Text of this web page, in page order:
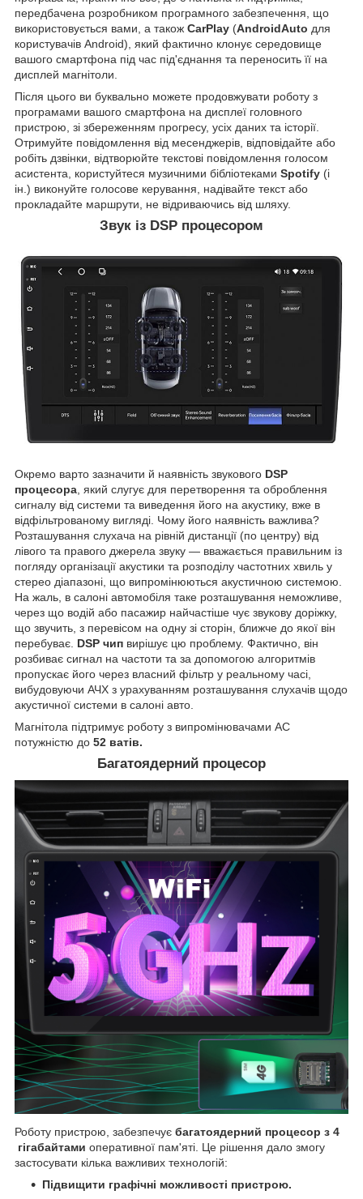
передбачена розробником програмного забезпечення, що
використовується вами, а також CarPlay (AndroidAuto для
користувачів Android), який фактично клонує середовище
вашого смартфона під час під'єднання та переносить її на
дисплей магнітоли.
Після цього ви буквально можете продовжувати роботу з
програмами вашого смартфона на дисплеї головного
пристрою, зі збереженням прогресу, усіх даних та історії.
Отримуйте повідомлення від месенджерів, відповідайте або
робіть дзвінки, відтворюйте текстові повідомлення голосом
асистента, користуйтеся музичними бібліотеками Spotify (і
ін.) виконуйте голосове керування, надівайте текст або
прокладайте маршрути, не відриваючись від шляху.
Звук із DSP процесором
Окремо варто зазначити й наявність звукового DSP
процесора , який слугує для перетворення та оброблення
сигналу від системи та виведення його на акустику, вже в
відфільтрованому вигляді. Чому його наявність важлива?
Розташування слухача на рівній дистанції (по центру) від
лівого та правого джерела звуку — вважається правильним із
погляду організації акустики та розподілу частотних хвиль у
стерео діапазоні, що випромінюються акустичною системою.
На жаль, в салоні автомобіля таке розташування неможливе,
через що водій або пасажир найчастіше чує звукову доріжку,
що звучить, з перевісом на одну зі сторін, ближче до якої він
перебуває. DSP чип вирішує цю проблему. Фактично, він
розбиває сигнал на частоти та за допомогою алгоритмів
пропускає його через власний фільтр у реальному часі,
вибудовуючи АЧХ з урахуванням розташування слухачів щодо
акустичної системи в салоні авто.
Магнітола підтримує роботу з випромінювачами АС
потужністю до 52 ватів.
Багатоядерний процесор
Роботу пристрою, забезпечує багатоядерний процесор з 4
гігабайтами оперативної пам'яті. Це рішення дало змогу
застосувати кілька важливих технологій:
Підвищити графічні можливості пристрою.